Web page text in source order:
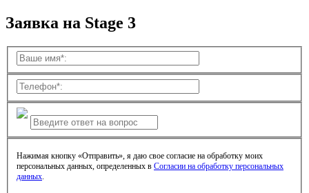
Заявка на Stage 3
Нажимая кнопку «Отправить», я даю свое согласие на обработку моих
персональных данных, определенных в Согласии на обработку персональных
данных.